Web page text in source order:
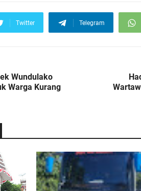
Twitter Telegram
Wundulako
Warga Kurang